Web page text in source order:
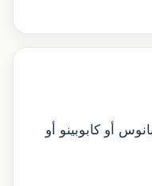
أو كابوبينو أو